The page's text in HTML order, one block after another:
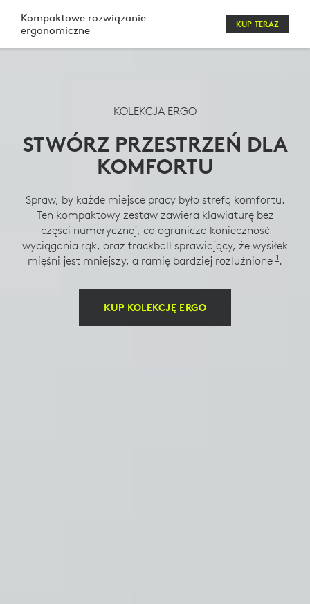
ZESTAW
KOMFORTOWEJ
SŁUCHAWEK
INTERNETOWEJ
LOGITECH
Kompaktowe rozwiązanie
ergonomiczne
KUP TERAZ
KOLEKCJA ERGO
STWÓRZ PRZESTRZEŃ DLA
KOMFORTU
Spraw, by każde miejsce pracy było strefą komfortu.
Ten kompaktowy zestaw zawiera klawiaturę bez
części numerycznej, co ogranicza konieczność
wyciągania rąk, oraz trackball sprawiający, że wysiłek
mięśni jest mniejszy, a ramię bardziej rozluźnione 1 W
.
KUP KOLEKCJĘ ERGO